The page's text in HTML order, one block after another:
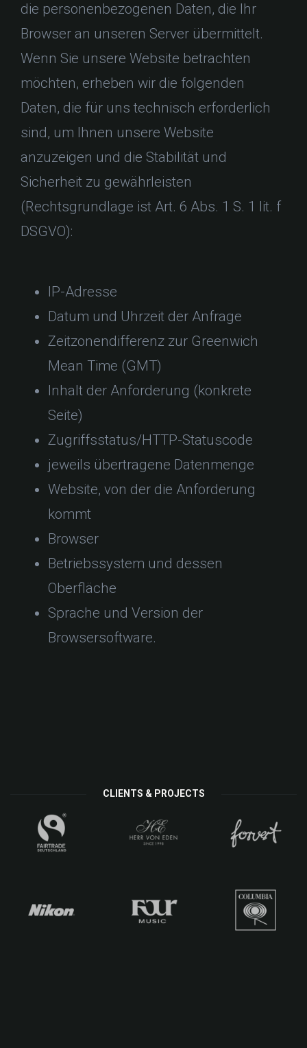
die personenbezogenen Daten, die Ihr
Browser an unseren Server übermittelt.
Wenn Sie unsere Website betrachten
möchten, erheben wir die folgenden
Daten, die für uns technisch erforderlich
sind, um Ihnen unsere Website
anzuzeigen und die Stabilität und
Sicherheit zu gewährleisten
(Rechtsgrundlage ist Art. 6 Abs. 1 S. 1 lit. f
DSGVO):
IP-Adresse
Datum und Uhrzeit der Anfrage
Zeitzonendifferenz zur Greenwich
Mean Time (GMT)
Inhalt der Anforderung (konkrete
Seite)
Zugriffsstatus/HTTP-Statuscode
jeweils übertragene Datenmenge
Website, von der die Anforderung
kommt
Browser
Betriebssystem und dessen
Oberfläche
Sprache und Version der
Browsersoftware.
CLIENTS & PROJECTS